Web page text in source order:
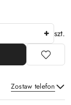
szt.
Zostaw telefon